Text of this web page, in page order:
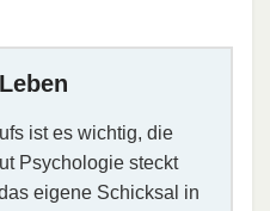
ist es wichtig, die
Psychologie steckt
eigene Schicksal in